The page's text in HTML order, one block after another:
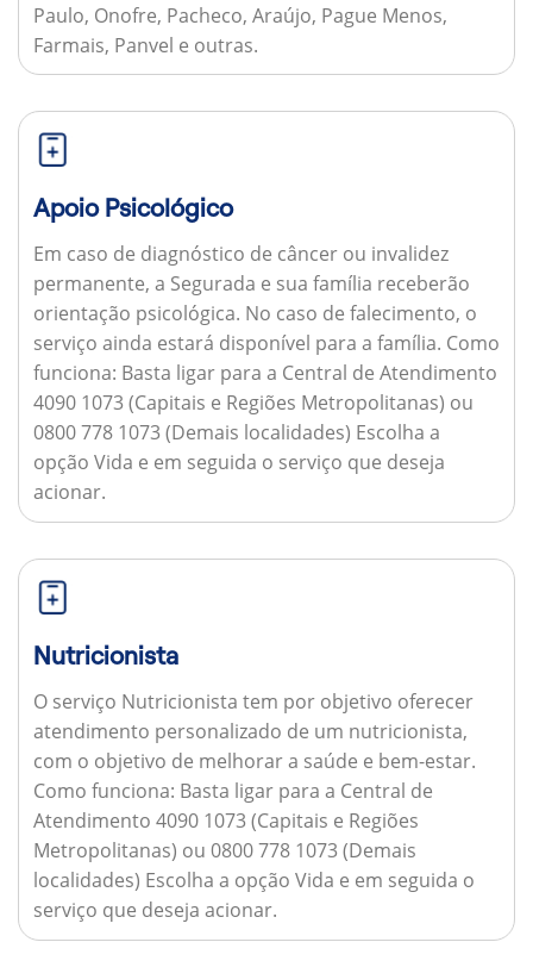
Paulo, Onofre, Pacheco, Araújo, Pague Menos,
Farmais, Panvel e outras.
Apoio Psicológico
Em caso de diagnóstico de câncer ou invalidez
permanente, a Segurada e sua família receberão
orientação psicológica. No caso de falecimento, o
serviço ainda estará disponível para a família. Como
funciona: Basta ligar para a Central de Atendimento
4090 1073 (Capitais e Regiões Metropolitanas) ou
0800 778 1073 (Demais localidades) Escolha a
opção Vida e em seguida o serviço que deseja
acionar.
Nutricionista
O serviço Nutricionista tem por objetivo oferecer
atendimento personalizado de um nutricionista,
com o objetivo de melhorar a saúde e bem-estar.
Como funciona: Basta ligar para a Central de
Atendimento 4090 1073 (Capitais e Regiões
Metropolitanas) ou 0800 778 1073 (Demais
localidades) Escolha a opção Vida e em seguida o
serviço que deseja acionar.